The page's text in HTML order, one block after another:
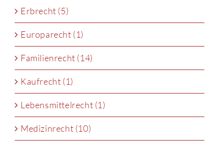
Erbrecht (5)
Europarecht (1)
Familienrecht (14)
Kaufrecht (1)
Lebensmittelrecht (1)
Medizinrecht (10)